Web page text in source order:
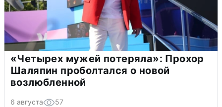
«Четырех мужей потеряла»: Прохор
Шаляпин проболтался о новой
возлюбленной
6 августа 57